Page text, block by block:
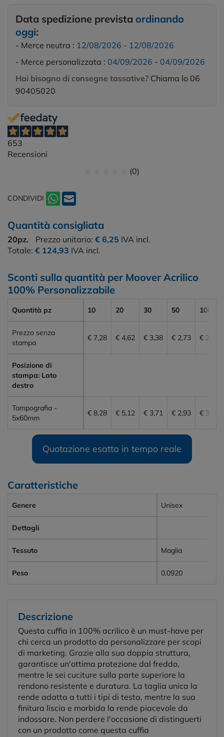
Data spedizione prevista ordinando
oggi:
- Merce neutra : 12/08/2026 - 12/08/2026
- Merce personalizzata : 04/09/2026 - 04/09/2026
Hai bisogno di consegne tassative? Chiama lo 06
90405020
653
Recensioni
(0)
CONDIVIDI
Quantità consigliata
20pz. Prezzo unitario: € 6,25 IVA incl.
Totale: € 124,93 IVA incl.
Sconti sulla quantità per Moover Acrilico
100% Personalizzabile
Quantità pz 10 20 30 50 100
Prezzo senza
stampa
€ 7,28 € 4,62 € 3,38 € 2,73 € 2,47
Posizione di
stampa: Lato
destro
Tampografia -
5x60mm
€ 8,28 € 5,12 € 3,71 € 2,93 € 3,16
Quotazione esatta in tempo reale
Caratteristiche
Genere Unisex
Dettagli
Tessuto Maglia
Peso 0.0920
Descrizione
Questa cuffia in 100% acrilico è un must-have per
chi cerca un prodotto da personalizzare per scopi
di marketing. Grazie alla sua doppia struttura,
garantisce un'ottima protezione dal freddo,
mentre le sei cuciture sulla parte superiore la
rendono resistente e duratura. La taglia unica la
rende adatta a tutti i tipi di testa, mentre la sua
finitura liscia e morbida la rende piacevole da
indossare. Non perdere l'occasione di distinguerti
con un prodotto come questa cuffia